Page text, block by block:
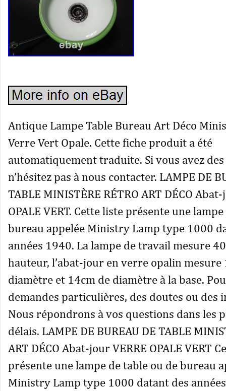
Antique Lampe Table Bureau Art Déco
Verre Vert Opale. Cette fiche produit a été
automatiquement traduite. Si vous avez
n’hésitez pas à nous contacter. LAMPE DE
TABLE MINISTÈRE RÉTRO ART DÉCO
OPALE VERT. Cette liste présente une
bureau appelée Ministry Lamp type 1000
années 1940. La lampe de travail mesure
hauteur, l’abat-jour en verre opalin mesure
diamètre et 14cm de diamètre à la base.
demandes particulières, des doutes ou des
Nous répondrons à vos questions dans les
délais. LAMPE DE BUREAU DE TABLE
ART DÉCO Abat-jour VERRE OPALE VERT
présente une lampe de table ou de bureau
Ministry Lamp type 1000 datant des